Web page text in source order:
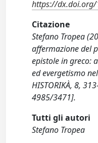
https://
Citazione
Stefano Tropea
affermazione del
epistole in greco:
ed evergetismo
HISTORIKÀ, 8,
4985/3471].
Tutti gli autori
Stefano Tropea